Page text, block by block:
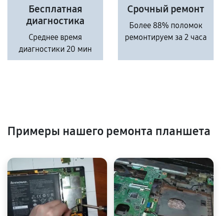
Бесплатная
диагностика
Среднее время
диагностики 20 мин
Срочный ремонт
Более 88% поломок
ремонтируем за 2 часа
Примеры нашего ремонта планшета